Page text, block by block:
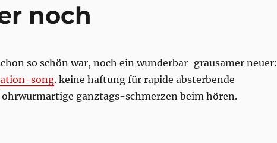
noch
so schön war, noch ein wunderbar-grausamer neuer:
song. keine haftung für rapide absterbende
ganztags-schmerzen beim hören.